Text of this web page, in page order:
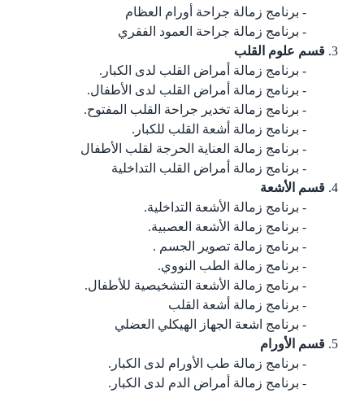
برنامج زمالة جراحة أورام العظام
برنامج زمالة جراحة العمود الفقري
قسم علوم القلب
برنامج زمالة أمراض القلب لدى الكبار.
برنامج زمالة أمراض القلب لدى الأطفال.
برنامج زمالة تخدير جراحة القلب المفتوح.
برنامج زمالة أشعة القلب للكبار.
برنامج زمالة العناية الحرجة لقلب الأطفال
برنامج زمالة أمراض القلب التداخلية
قسم الأشعة
برنامج زمالة الأشعة التداخلية.
برنامج زمالة الأشعة العصبية.
برنامج زمالة تصوير الجسم .
برنامج زمالة الطب النووي.
برنامج زمالة الأشعة التشخيصية للأطفال.
برنامج زمالة أشعة القلب
برنامج اشعة الجهاز الهيكلي العضلي
قسم الأورام
برنامج زمالة طب الأورام لدى الكبار.
برنامج زمالة أمراض الدم لدى الكبار.